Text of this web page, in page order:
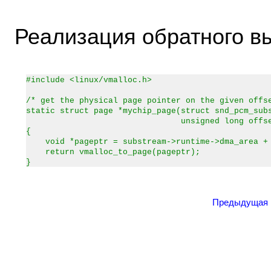
Реализация обратного
#include <linux/vmalloc.h>
/* get the physical page pointer on the given
static struct page *mychip_page(struct
unsigned long
{
void *pageptr = substream->runtime->dma_area
return vmalloc_to_page(pageptr);
}
Предыдущая